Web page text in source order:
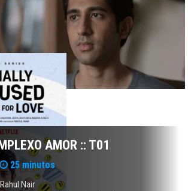
AMOR :: T01
25 minutos
Rahul Nair